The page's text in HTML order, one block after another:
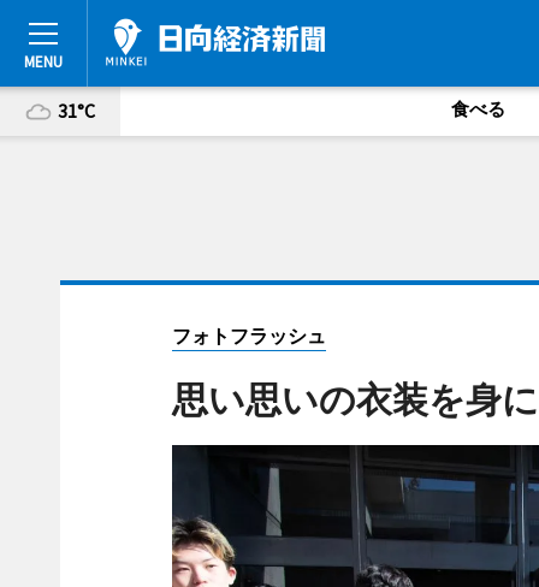
31°C 食べる
フォトフラッシュ
思い思いの衣装を身